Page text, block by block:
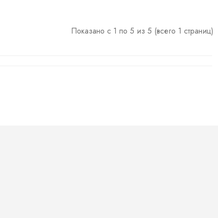
Показано с 1 по 5 из 5 (всего 1 страниц)